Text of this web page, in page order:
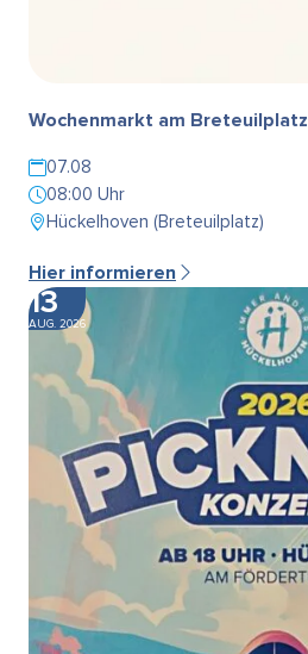
Wochenmarkt am Breteuilplatz
07.08
08:00 Uhr
Hückelhoven (Breteuilplatz)
Hier informieren
13
AUG. 2026